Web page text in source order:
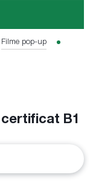
Filme pop-up
B1